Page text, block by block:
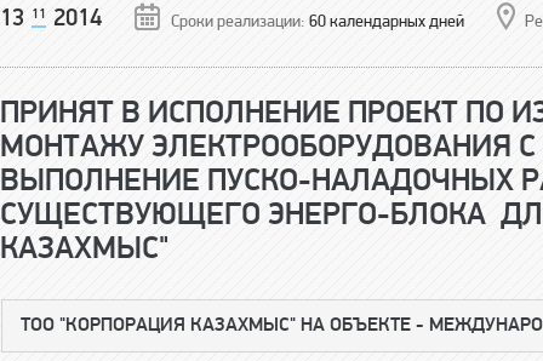
13 11 2014 Сроки реализации: 60 календарных дней
ПРИНЯТ В ИСПОЛНЕНИЕ ПРОЕКТ ПО
МОНТАЖУ ЭЛЕКТРООБОРУДОВАНИЯ
ВЫПОЛНЕНИЕ ПУСКО-НАЛАДОЧНЫХ
СУЩЕСТВУЮЩЕГО ЭНЕРГО-БЛОКА
КАЗАХМЫС"
ТОО "КОРПОРАЦИЯ КАЗАХМЫС" НА ОБЪЕКТЕ -